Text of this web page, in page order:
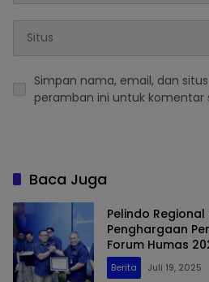
Simpan nama, email, dan
peramban ini untuk komentar
Baca Juga
Pelindo
Penghargaan
Forum Humas
Berita Juli 19, 2025